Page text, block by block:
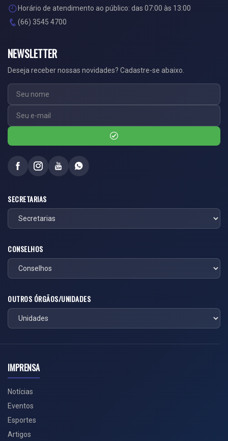
Horário de atendimento ao público: das 07:00 às 13:00
(66) 3545 4700
NEWSLETTER
Deseja receber nossas novidades? Cadastre-se abaixo.
SECRETARIAS
CONSELHOS
OUTROS ÓRGÃOS/UNIDADES
IMPRENSA
Notícias
Eventos
Esportes
Artigos